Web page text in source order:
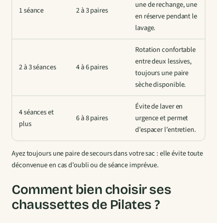
1 séance 2 à 3 paires
une de rechange, une
en réserve pendant le
lavage.
2 à 3 séances 4 à 6 paires
Rotation confortable
entre deux lessives,
toujours une paire
sèche disponible.
4 séances et
plus
6 à 8 paires
Évite de laver en
urgence et permet
d’espacer l’entretien.
Ayez toujours une paire de secours dans votre sac : elle évite toute
déconvenue en cas d’oubli ou de séance imprévue.
Comment bien choisir ses
chaussettes de Pilates ?